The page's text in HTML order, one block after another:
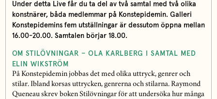
Under detta Live får du ta del av två samtal med två olika
konstnärer, båda medlemmar på Konstepidemin. Galleri
Konstepidemins fem utställningar är dessutom öppna mellan
16.00-20.00. Samtalen börjar 18.00.
OM STILÖVNINGAR – OLA KARLBERG I SAMTAL MED
ELIN WIKSTRÖM
På Konstepidemin jobbas det med olika uttryck, genrer och
stilar. Ibland korsas uttrycken, genrerna och stilarna. Raymond
Queneau skrev boken Stilövningar för att undersöka hur många